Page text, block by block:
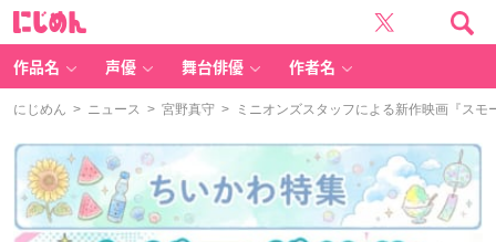
作品名 声優 舞台俳優 作者名
にじめん > ニュース > 宮野真守 > ミニオンズスタッフによる新作映画『スモ